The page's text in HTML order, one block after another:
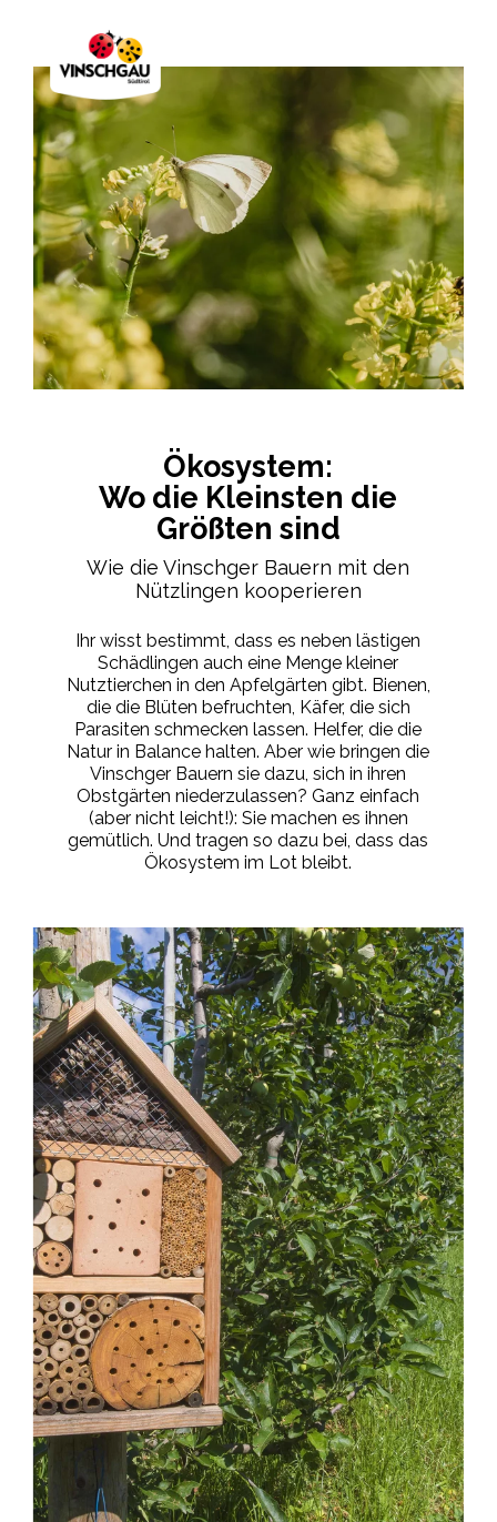
Ökosystem:
Wo die Kleinsten die
Größten sind
Wie die Vinschger Bauern mit den
Nützlingen kooperieren
Ihr wisst bestimmt, dass es neben lästigen
Schädlingen auch eine Menge kleiner
Nutztierchen in den Apfelgärten gibt. Bienen,
die die Blüten befruchten, Käfer, die sich
Parasiten schmecken lassen. Helfer, die die
Natur in Balance halten. Aber wie bringen die
Vinschger Bauern sie dazu, sich in ihren
Obstgärten niederzulassen? Ganz einfach
(aber nicht leicht!): Sie machen es ihnen
gemütlich. Und tragen so dazu bei, dass das
Ökosystem im Lot bleibt.